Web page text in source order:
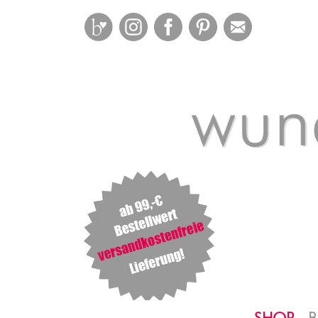
BloglovinInstagramFacebookPinterest